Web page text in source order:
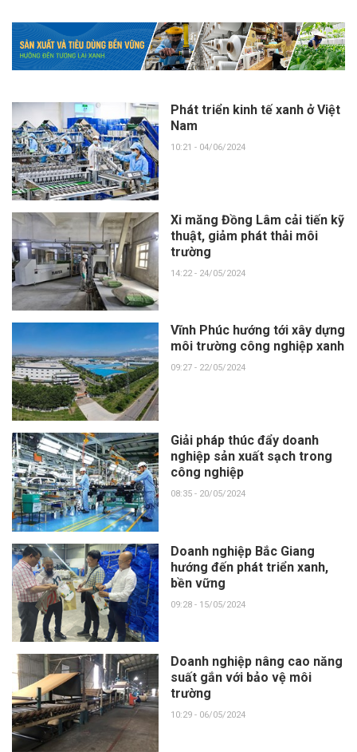
Phát triển kinh tế xanh ở Việt
Nam
10:21 - 04/06/2024
Xi măng Đồng Lâm cải tiến kỹ
thuật, giảm phát thải môi
trường
14:22 - 24/05/2024
Vĩnh Phúc hướng tới xây dựng
môi trường công nghiệp xanh
09:27 - 22/05/2024
Giải pháp thúc đẩy doanh
nghiệp sản xuất sạch trong
công nghiệp
08:35 - 20/05/2024
Doanh nghiệp Bắc Giang
hướng đến phát triển xanh,
bền vững
09:28 - 15/05/2024
Doanh nghiệp nâng cao năng
suất gắn với bảo vệ môi
trường
10:29 - 06/05/2024